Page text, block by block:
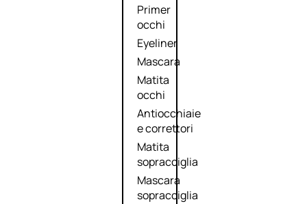
Primer
occhi
Eyeliner
Mascara
Matita
occhi
Antiocchiaie
e correttori
Matita
sopracciglia
Mascara
sopracciglia